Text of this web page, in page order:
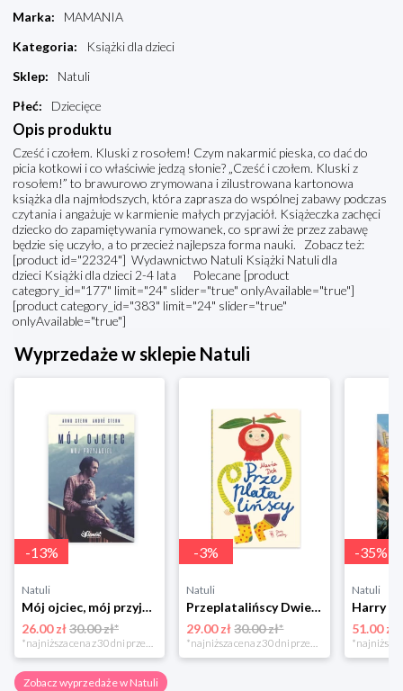
Marka:
MAMANIA
Kategoria:
Książki dla dzieci
Sklep:
Natuli
Płeć: Dziecięce
Opis produktu
Cześć i czołem. Kluski z rosołem! Czym nakarmić pieska, co dać do
picia kotkowi i co właściwie jedzą słonie? „Cześć i czołem. Kluski z
rosołem!” to brawurowo zrymowana i zilustrowana kartonowa
książka dla najmłodszych, która zaprasza do wspólnej zabawy podczas
czytania i angażuje w karmienie małych przyjaciół. Książeczka zachęci
dziecko do zapamiętywania rymowanek, co sprawi że przez zabawę
będzie się uczyło, a to przecież najlepsza forma nauki. Zobacz też:
[product id="22324"] Wydawnictwo Natuli Książki Natuli dla
dzieci Książki dla dzieci 2-4 lata Polecane [product
category_id="177" limit="24" slider="true" onlyAvailable="true"]
[product category_id="383" limit="24" slider="true"
onlyAvailable="true"]
Wyprzedaże w sklepie Natuli
-13%
Natuli
Mój ojciec, mój przyjaciel Element
26.00 zł30.00 zł*
*najniższa cena z 30 dni przed obniżką
-3%
Natuli
Przeplatalińscy Dwie siostry
29.00 zł 30.00 zł*
*najniższa cena z 30 dni przed obniżką
-35%
Natuli
51.00 zł
Zobacz wyprzedaże w Natuli